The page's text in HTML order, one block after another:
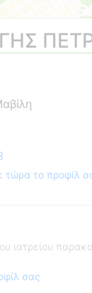
τώρα το προφίλ
ιατρείου
σας